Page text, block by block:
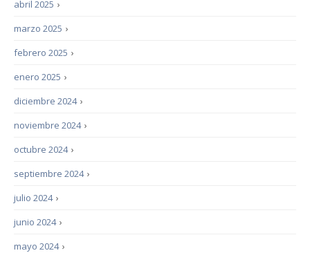
›
abril 2025
›
marzo 2025
›
febrero 2025
›
enero 2025
›
diciembre 2024
›
noviembre 2024
›
octubre 2024
›
septiembre 2024
›
julio 2024
›
junio 2024
›
mayo 2024